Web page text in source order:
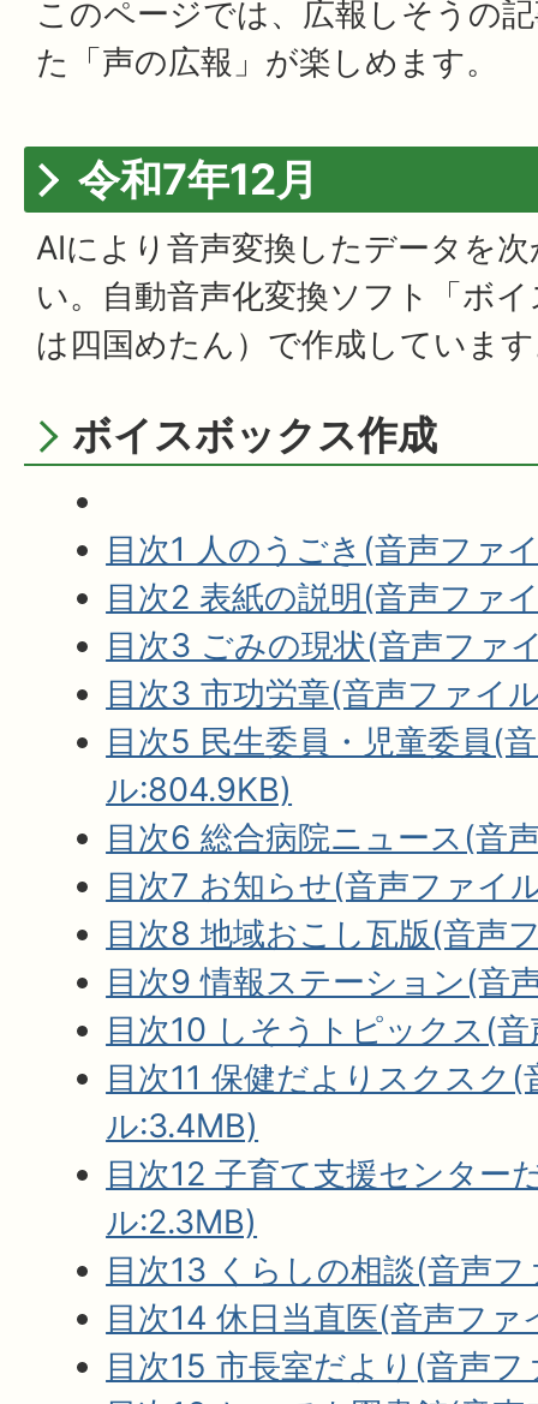
このページでは、広報しそうの
た「声の広報」が楽しめます。
令和7年12月
AIにより音声変換したデータを
い。自動音声化変換ソフト「ボ
は四国めたん）で作成していま
ボイスボックス作成
目次1 人のうごき(音声ファ
目次2 表紙の説明(音声ファ
目次3 ごみの現状(音声ファ
目次3 市功労章(音声ファイ
目次5 民生委員・児童委員(
ル:804.9KB)
目次6 総合病院ニュース(音
目次7 お知らせ(音声ファイ
目次8 地域おこし瓦版(音声
目次9 情報ステーション(音
目次10 しそうトピックス(
目次11 保健だよりスクスク(
ル:3.4MB)
目次12 子育て支援センター
ル:2.3MB)
目次13 くらしの相談(音声
目次14 休日当直医(音声ファ
目次15 市長室だより(音声